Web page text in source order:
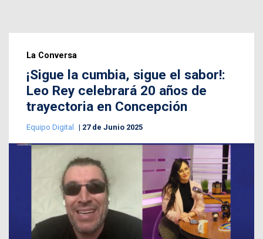
La Conversa
¡Sigue la cumbia, sigue el sabor!:
Leo Rey celebrará 20 años de
trayectoria en Concepción
Equipo Digital 27 de Junio 2025